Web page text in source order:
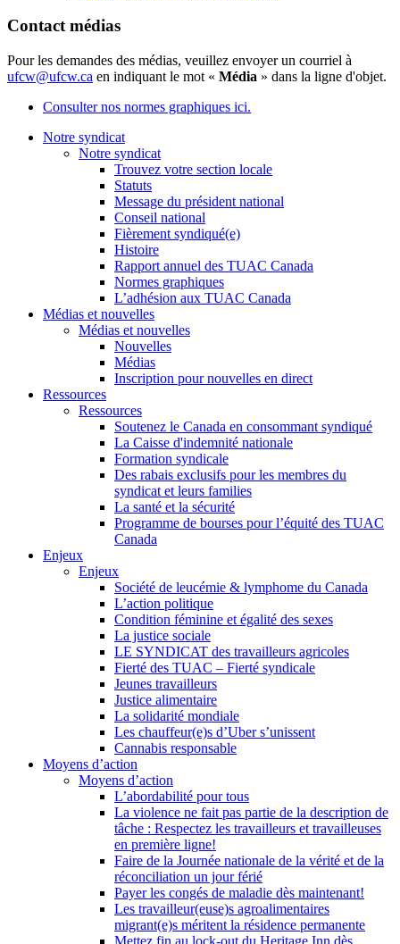
Contact médias
Pour les demandes des médias, veuillez envoyer un courriel à
ufcw@ufcw.ca en indiquant le mot « Média » dans la ligne d'objet.
Consulter nos normes graphiques ici.
Notre syndicat
Notre syndicat
Trouvez votre section locale
Statuts
Message du président national
Conseil national
Fièrement syndiqué(e)
Histoire
Rapport annuel des TUAC Canada
Normes graphiques
L’adhésion aux TUAC Canada
Médias et nouvelles
Médias et nouvelles
Nouvelles
Médias
Inscription pour nouvelles en direct
Ressources
Ressources
Soutenez le Canada en consommant syndiqué
La Caisse d'indemnité nationale
Formation syndicale
Des rabais exclusifs pour les membres du
syndicat et leurs families
La santé et la sécurité
Programme de bourses pour l’équité des TUAC
Canada
Enjeux
Enjeux
Société de leucémie & lymphome du Canada
L’action politique
Condition féminine et égalité des sexes
La justice sociale
LE SYNDICAT des travailleurs agricoles
Fierté des TUAC – Fierté syndicale
Jeunes travailleurs
Justice alimentaire
La solidarité mondiale
Les chauffeur(e)s d’Uber s’unissent
Cannabis responsable
Moyens d’action
Moyens d’action
L’abordabilité pour tous
La violence ne fait pas partie de la description de
tâche : Respectez les travailleurs et travailleuses
en première ligne!
Faire de la Journée nationale de la vérité et de la
réconciliation un jour férié
Payer les congés de maladie dès maintenant!
Les travailleur(euse)s agroalimentaires
migrant(e)s méritent la résidence permanente
Mettez fin au lock-out du Heritage Inn dès